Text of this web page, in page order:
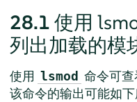
28.1 使用
列出加载的模
使用 lsmod 命令可查
该命令的输出可能如下